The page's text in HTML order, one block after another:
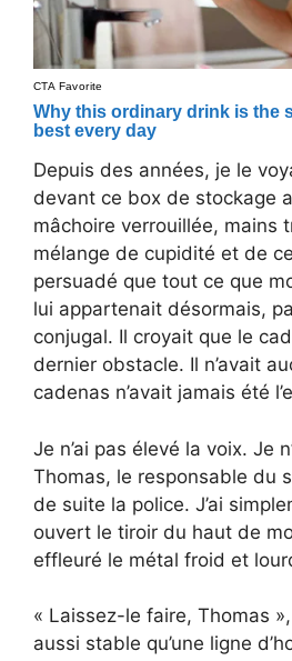
Depuis des années, je le
devant ce box de stockage
mâchoire verrouillée, mains
mélange de cupidité et de
persuadé que tout ce que
lui appartenait désormais,
conjugal. Il croyait que le
dernier obstacle. Il n’avait
cadenas n’avait jamais été
Je n’ai pas élevé la voix. Je
Thomas, le responsable du
de suite la police. J’ai
ouvert le tiroir du haut de
effleuré le métal froid et
« Laissez-le faire, Thomas
aussi stable qu’une ligne